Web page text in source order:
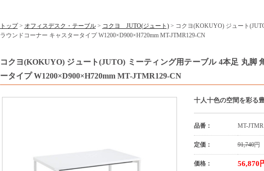
トップ> オフィスデスク・テーブル> コクヨ JUTO(ジュート)> コクヨ(KOKUYO) ジュート
ラウンドコーナー キャスタータイプ W1200×D900×H720mm MT-JTMR129-CN
コクヨ(KOKUYO) ジュート(JUTO) ミーティング用テーブル 4本足 丸脚
ータイプ W1200×D900×H720mm MT-JTMR129-CN
十人十色の空間を彩る
品番： MT-
定価： 91,740円
価格： 56,870